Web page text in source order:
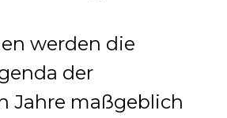
werden die
der
Jahre maßgeblich